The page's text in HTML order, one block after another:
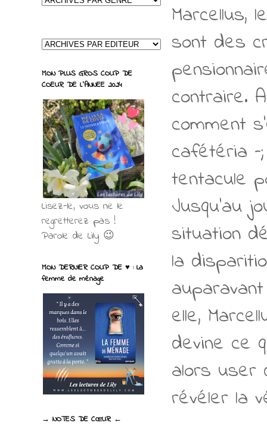
Marcellus,
sont des
contraire.
comment
cafétéria
tentacule
Jusqu'au
situation
la
elle,
devine ce
alors user
révéler la
MON PLUS GROS COUP DE
COEUR DE L'ANNEE 2024
Lisez-le, vous ne le
regretterez pas !
Parole de Lily 😉
MON DERNIER COUP DE ♥ : La
femme de ménage
→ NOTES DE CŒUR ←